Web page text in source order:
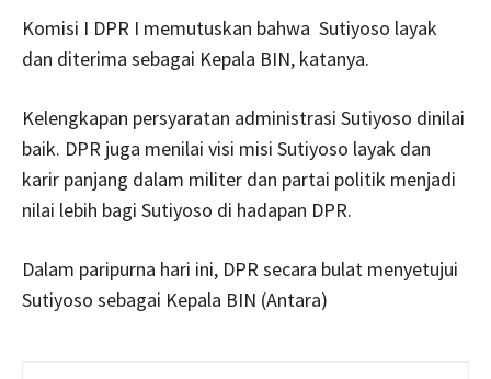
Komisi I DPR I memutuskan bahwa Sutiyoso layak
dan diterima sebagai Kepala BIN, katanya.
Kelengkapan persyaratan administrasi Sutiyoso dinilai
baik. DPR juga menilai visi misi Sutiyoso layak dan
karir panjang dalam militer dan partai politik menjadi
nilai lebih bagi Sutiyoso di hadapan DPR.
Dalam paripurna hari ini, DPR secara bulat menyetujui
Sutiyoso sebagai Kepala BIN (Antara)